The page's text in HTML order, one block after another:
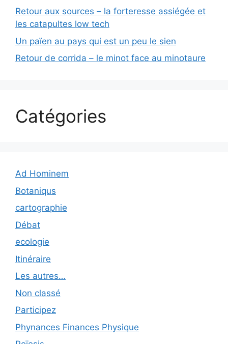
Retour aux sources – la forteresse assiégée et
les catapultes low tech
Un païen au pays qui est un peu le sien
Retour de corrida – le minot face au minotaure
Catégories
Ad Hominem
Botaniqus
cartographie
Débat
ecologie
Itinéraire
Les autres…
Non classé
Participez
Phynances Finances Physique